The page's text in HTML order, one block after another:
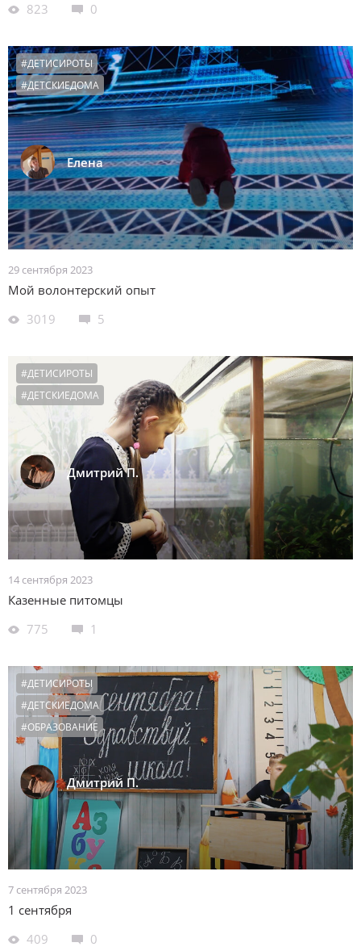
823
0
Елена
#ДЕТИСИРОТЫ
#ДЕТСКИЕДОМА
29 сентября 2023
Мой волонтерский опыт
3019
5
Дмитрий П.
#ДЕТИСИРОТЫ
#ДЕТСКИЕДОМА
14 сентября 2023
Казенные питомцы
775
1
Дмитрий П.
#ДЕТИСИРОТЫ
#ДЕТСКИЕДОМА
#ОБРАЗОВАНИЕ
7 сентября 2023
1 сентября
409
0